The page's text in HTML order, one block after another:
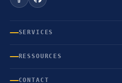
SERVICES
RESSOURCES
CONTACT